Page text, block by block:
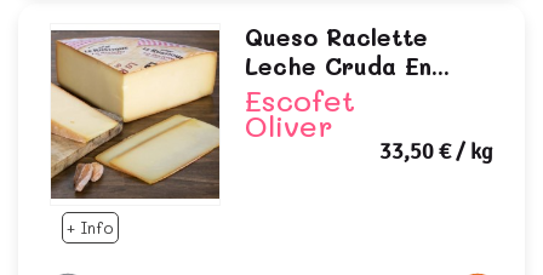
+ Info
Queso Raclette
Leche Cruda En...
Escofet
Oliver
33,50 €/ kg